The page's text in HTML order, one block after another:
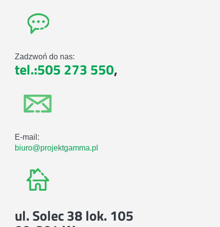
Zadzwoń do nas:
tel.:505 273 550,
E-mail:
biuro@projektgamma.pl
ul. Solec 38 lok. 105